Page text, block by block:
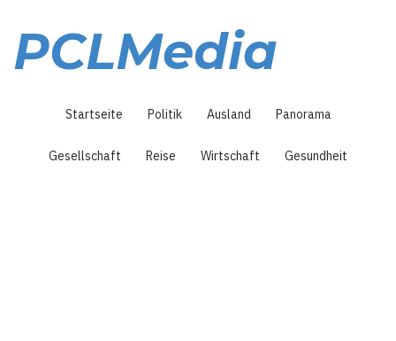
Inhalt
PCLMedia
Startseite Politik Ausland Panorama
Gesellschaft Reise Wirtschaft Gesundheit